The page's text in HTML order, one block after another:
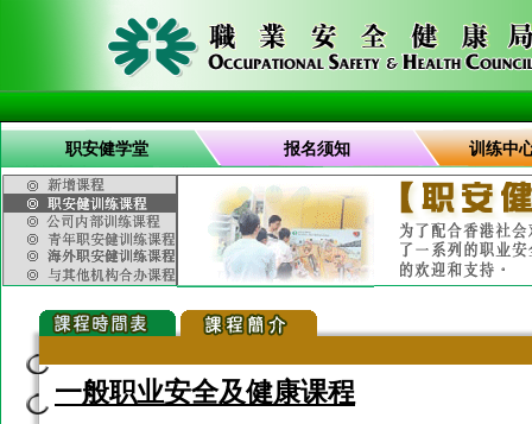
职安健学堂 报名须知 训练中
一般职业安全及健康课程